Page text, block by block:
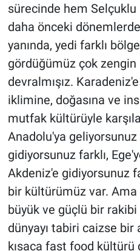
sürecinde hem
daha önceki
yanında, yedi farklı
gördüğümüz çok
devralmışız.
iklimine, doğasına ve
mutfak kültürüyle
Anadolu'ya
gidiyorsunuz farklı,
Akdeniz'e gidiyorsunuz
bir kültürümüz var.
büyük ve güçlü bir
dünyayı tabiri caizse
kısaca fast food